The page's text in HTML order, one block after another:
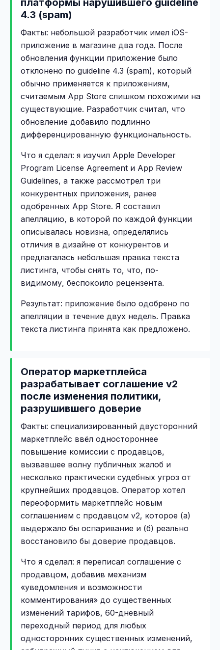
платформы нарушившего guideline
4.3 (spam)
Факты: небольшой разработчик имел iOS-
приложение в магазине два года. После
обновления функции приложение было
отклонено по guideline 4.3 (spam), который
обычно применяется к приложениям,
считаемым App Store слишком похожими на
существующие. Разработчик считал, что
обновление добавило подлинно
дифференцированную функциональность.
Что я сделал: я изучил Apple Developer
Program License Agreement и App Review
Guidelines, а также рассмотрел три
конкурентных приложения, ранее
одобренных App Store. Я составил
апелляцию, в которой по каждой функции
описывалась новизна, определялись
отличия в дизайне от конкурентов и
предлагалась небольшая правка текста
листинга, чтобы снять то, что, по-
видимому, беспокоило рецензента.
Результат: приложение было одобрено по
апелляции в течение двух недель. Правка
текста листинга принята как предложено.
Оператор маркетплейса
разрабатывает соглашение v2
после изменения политики,
разрушившего доверие
Факты: специализированный двусторонний
маркетплейс ввёл одностороннее
повышение комиссии с продавцов,
вызвавшее волну публичных жалоб и
несколько практически судебных угроз от
крупнейших продавцов. Оператор хотел
переоформить маркетплейс новым
соглашением с продавцом v2, которое (а)
выдержало бы оспаривание и (б) реально
восстановило бы доверие продавцов.
Что я сделал: я переписал соглашение с
продавцом, добавив механизм
«уведомления и возможности
комментирования» до существенных
изменений тарифов, 60-дневный
переходный период для любых
односторонних существенных изменений,